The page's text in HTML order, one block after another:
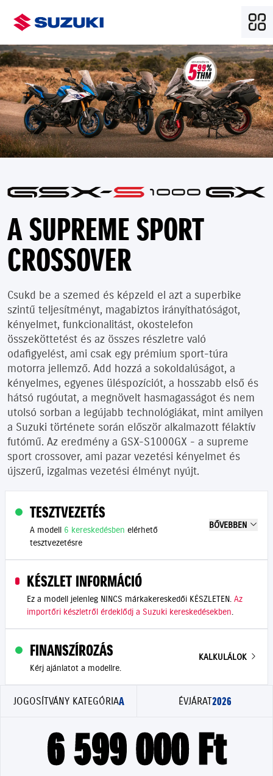
A SUPREME SPORT
CROSSOVER
Csukd be a szemed és képzeld el azt a superbike
szintű teljesítményt, magabiztos irányíthatóságot,
kényelmet, funkcionalitást, okostelefon
összeköttetést és az összes részletre való
odafigyelést, ami csak egy prémium sport-túra
motorra jellemző. Add hozzá a sokoldalúságot, a
kényelmes, egyenes üléspozíciót, a hosszabb első és
hátsó rugóutat, a megnövelt hasmagasságot és nem
utolsó sorban a legújabb technológiákat, mint amilyen
a Suzuki története során először alkalmazott félaktív
futómű. Az eredmény a GSX-S1000GX - a supreme
sport crossover, ami pazar vezetési kényelmet és
újszerű, izgalmas vezetési élményt nyújt.
TESZTVEZETÉS
A modell 6 kereskedésben elérhető
tesztvezetésre
BŐVEBBEN
KÉSZLET INFORMÁCIÓ
Ez a modell jelenleg NINCS márkakereskedői KÉSZLETEN. Az
importőri készletről érdeklődj a Suzuki kereskedésekben.
FINANSZÍROZÁS
Kérj ajánlatot a modellre.
KALKULÁLOK
JOGOSÍTVÁNY KATEGÓRIAA ÉVJÁRAT2026
6 599 000 Ft